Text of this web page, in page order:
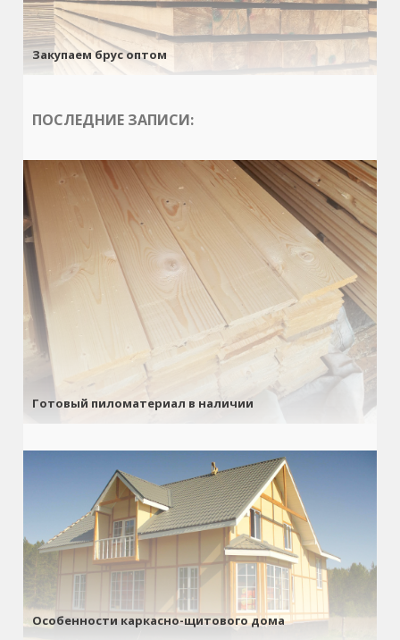
Закупаем брус оптом
ПОСЛЕДНИЕ ЗАПИСИ:
Готовый пиломатериал в наличии
Особенности каркасно-щитового дома